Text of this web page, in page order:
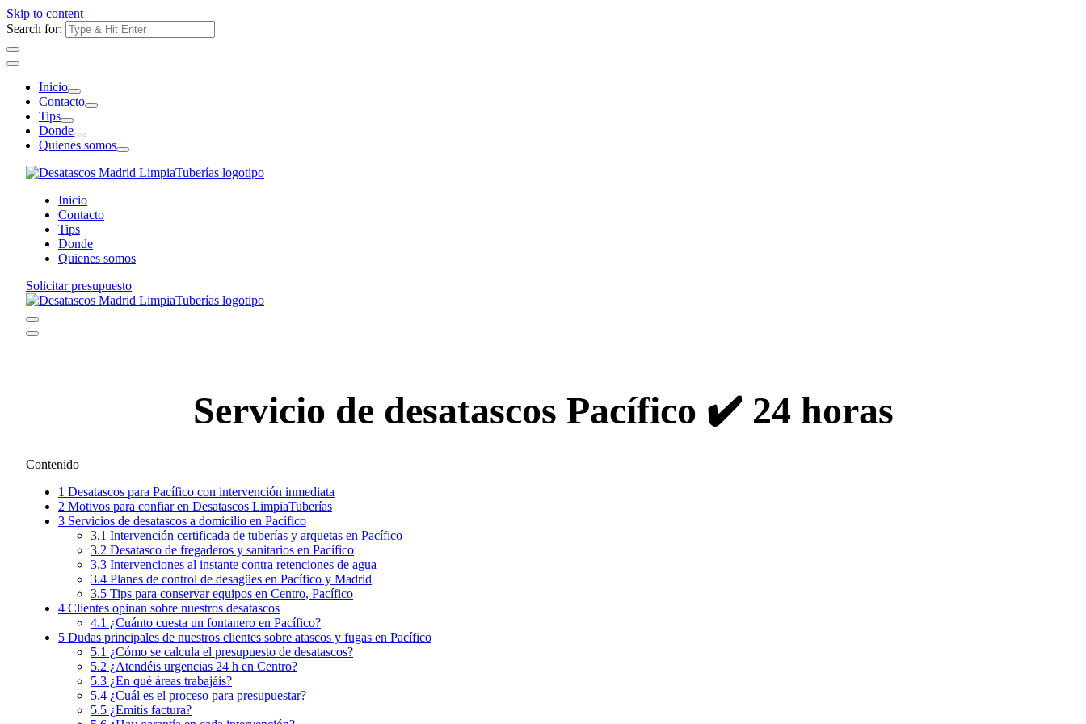
Skip to content
Search for:
Inicio
Contacto
Tips
Donde
Quienes somos
Inicio
Contacto
Tips
Donde
Quienes somos
Solicitar presupuesto
Servicio de desatascos Pacífico ✔️ 24 horas
Contenido
1 Desatascos para Pacífico con intervención inmediata
2 Motivos para confiar en Desatascos LimpiaTuberías
3 Servicios de desatascos a domicilio en Pacífico
3.1 Intervención certificada de tuberías y arquetas en Pacífico
3.2 Desatasco de fregaderos y sanitarios en Pacífico
3.3 Intervenciones al instante contra retenciones de agua
3.4 Planes de control de desagües en Pacífico y Madrid
3.5 Tips para conservar equipos en Centro, Pacífico
4 Clientes opinan sobre nuestros desatascos
4.1 ¿Cuánto cuesta un fontanero en Pacífico?
5 Dudas principales de nuestros clientes sobre atascos y fugas en Pacífico
5.1 ¿Cómo se calcula el presupuesto de desatascos?
5.2 ¿Atendéis urgencias 24 h en Centro?
5.3 ¿En qué áreas trabajáis?
5.4 ¿Cuál es el proceso para presupuestar?
5.5 ¿Emitís factura?